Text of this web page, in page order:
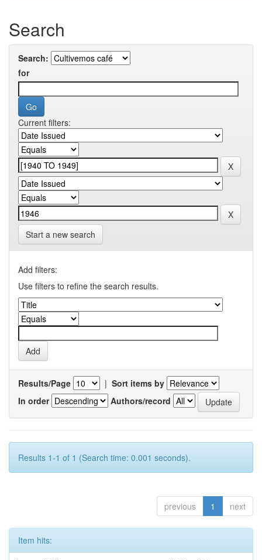
Search
Search:
for
Current filters:
Start a new search
Add filters:
Use filters to refine the search results.
Results/Page | Sort items by
In order
Authors/record
Results 1-1 of 1 (Search time: 0.001 seconds).
previous 1 next
Item hits: